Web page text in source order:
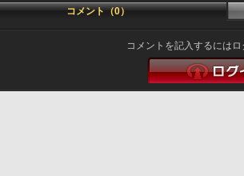
コメント（0）
コメントを記入するにはロ